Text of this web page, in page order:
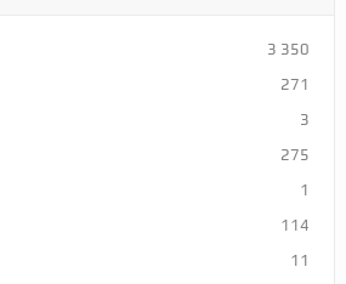
3 350
271
3
275
1
114
11